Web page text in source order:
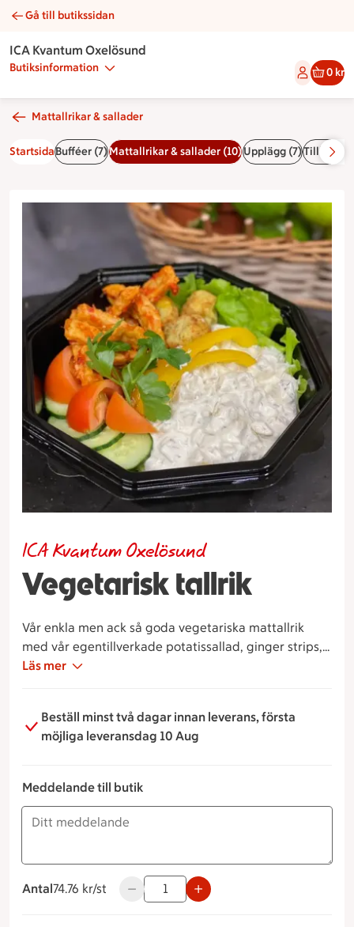
Vegetarisk tallrik | Catering ICA Kvantum Oxelösund
Gå till butikssidan
ICA Kvantum Oxelösund
Butiksinformation 0 kr
Mattallrikar & sallader
StartsidaBufféer (7)Mattallrikar & sallader (10)Upplägg (7)Tillbehör
Vegetarisk tallrik
ICA Kvantum Oxelösund
Vår enkla men ack så goda vegetariska mattallrik
med vår egentillverkade potatissallad, ginger strips,
majsbollar och grönsaker.
Läs mer
Beställ minst två dagar innan leverans, första
möjliga leveransdag 10 Aug
Meddelande till butik
Antal
74.76 kronor styck
74.76 kr/st Använd knapparna för att minska eller